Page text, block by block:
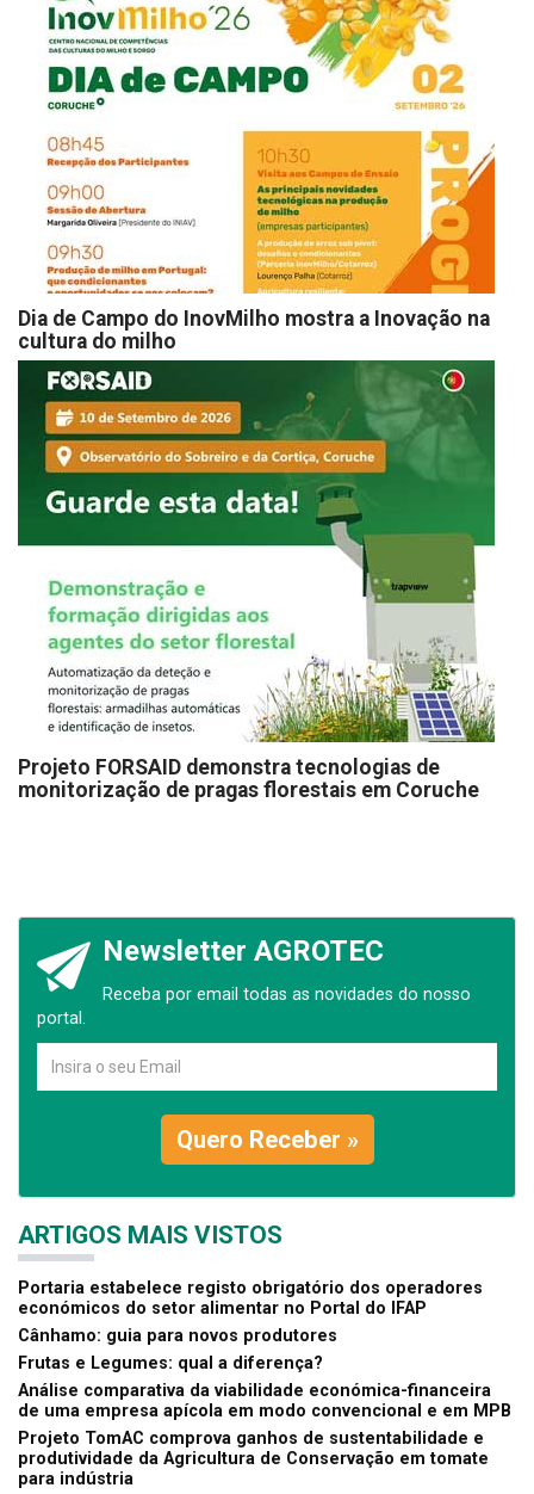
Dia de Campo do InovMilho mostra a Inovação na
cultura do milho
Projeto FORSAID demonstra tecnologias de
monitorização de pragas florestais em Coruche
Newsletter AGROTEC
Receba por email todas as novidades do nosso
portal.
Quero Receber »
ARTIGOS MAIS VISTOS
Portaria estabelece registo obrigatório dos operadores
económicos do setor alimentar no Portal do IFAP
Cânhamo: guia para novos produtores
Frutas e Legumes: qual a diferença?
Análise comparativa da viabilidade económica-financeira
de uma empresa apícola em modo convencional e em MPB
Projeto TomAC comprova ganhos de sustentabilidade e
produtividade da Agricultura de Conservação em tomate
para indústria